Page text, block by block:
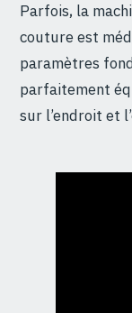
Parfois, la
couture est
paramètres
parfaitement
sur l’endroit et